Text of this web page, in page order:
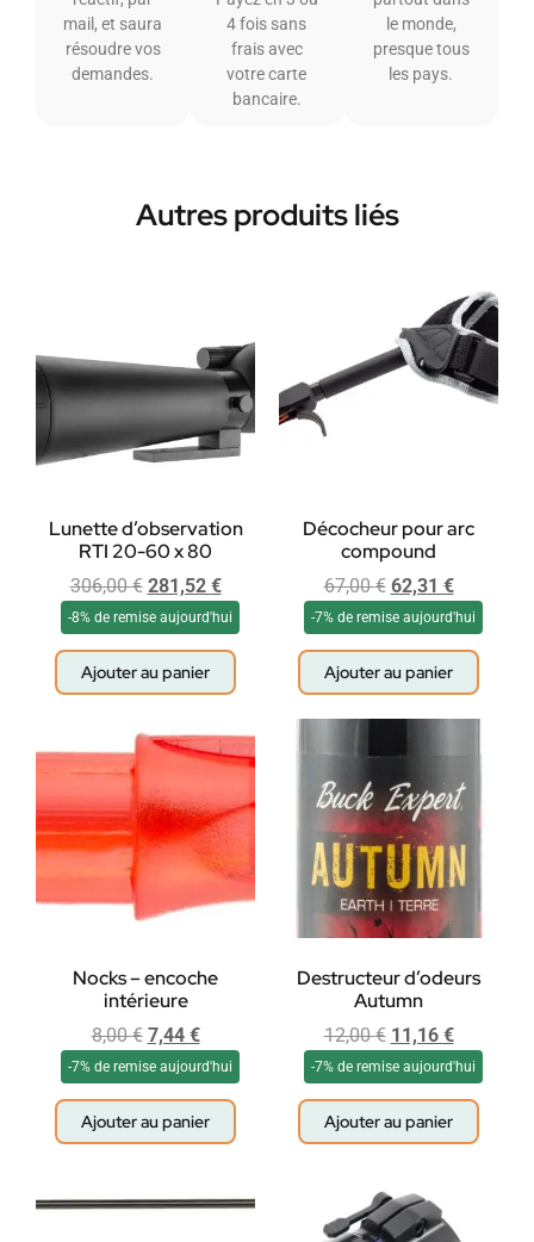
mail, et saura
résoudre vos
demandes.
4 fois sans
frais avec
votre carte
bancaire.
le monde,
presque tous
les pays.
Autres produits liés
Lunette d’observation
RTI 20-60 x 80
306,00€ 281,52 €
-8% de remise aujourd'hui
Ajouter au panier
Décocheur pour arc
compound
67,00€ 62,31 €
-7% de remise aujourd'hui
Ajouter au panier
Nocks – encoche
intérieure
8,00€ 7,44 €
-7% de remise aujourd'hui
Ajouter au panier
Destructeur d’odeurs
Autumn
12,00€ 11,16 €
-7% de remise aujourd'hui
Ajouter au panier